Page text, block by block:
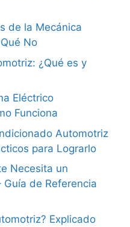
de la Mecánica
No
¿Qué es y
Eléctrico
Funciona
Automotriz
para Lograrlo
Necesita un
de Referencia
Explicado